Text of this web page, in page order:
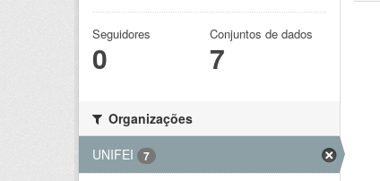
Seguidores
0
Conjuntos de dados
7
Organizações
UNIFEI
7